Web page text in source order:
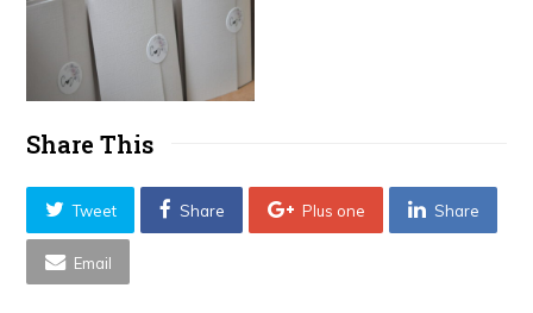
Share This
Tweet Share Plus one Share
Email